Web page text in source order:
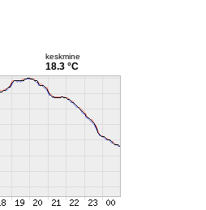
keskmine
18.3 °C